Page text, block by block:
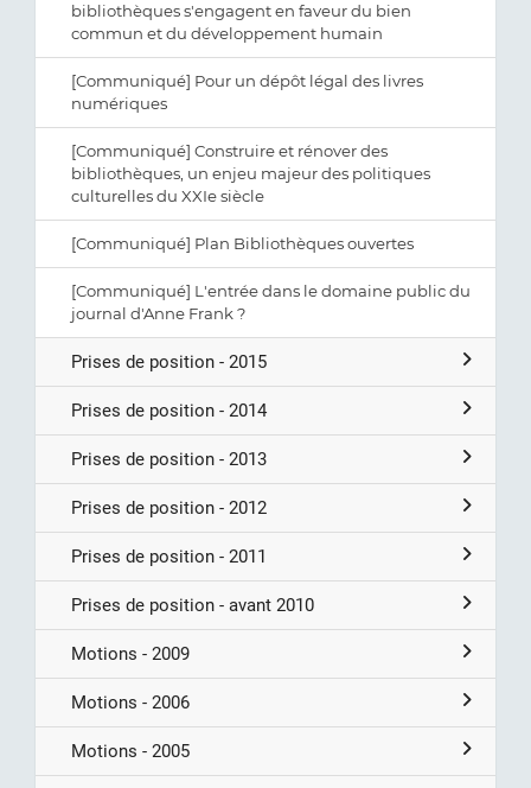
bibliothèques s'engagent en faveur du bien
commun et du développement humain
[Communiqué] Pour un dépôt légal des livres
numériques
[Communiqué] Construire et rénover des
bibliothèques, un enjeu majeur des politiques
culturelles du XXIe siècle
[Communiqué] Plan Bibliothèques ouvertes
[Communiqué] L'entrée dans le domaine public du
journal d'Anne Frank ?
Prises de position - 2015
Prises de position - 2014
Prises de position - 2013
Prises de position - 2012
Prises de position - 2011
Prises de position - avant 2010
Motions - 2009
Motions - 2006
Motions - 2005